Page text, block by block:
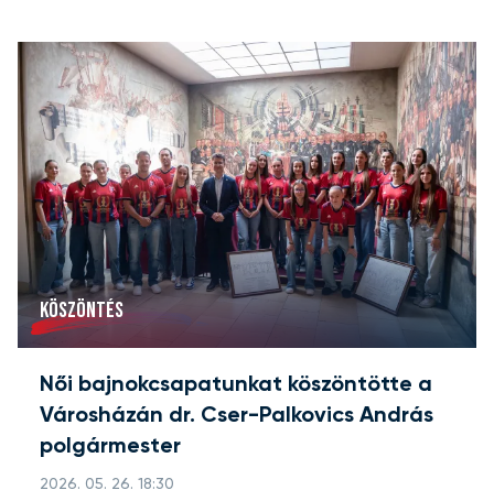
KÖSZÖNTÉS
Női bajnokcsapatunkat köszöntötte a
Városházán dr. Cser-Palkovics András
polgármester
2026. 05. 26. 18:30